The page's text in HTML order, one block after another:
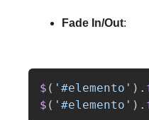
Fade In/Out:
$ ( ' #elemento ' ).
$ ( ' #elemento ' ).